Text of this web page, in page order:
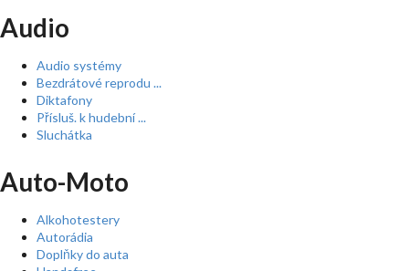
Audio
Audio systémy
Bezdrátové reprodu ...
Diktafony
Přísluš. k hudební ...
Sluchátka
Auto-Moto
Alkohotestery
Autorádia
Doplňky do auta